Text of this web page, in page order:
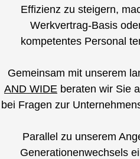
Effizienz zu steigern,
Werkvertrag-Basis
kompetentes Personal
Gemeinsam mit unserem
AND WIDE beraten wir Sie
bei Fragen zur
Parallel zu unserem
Generationenwechsels